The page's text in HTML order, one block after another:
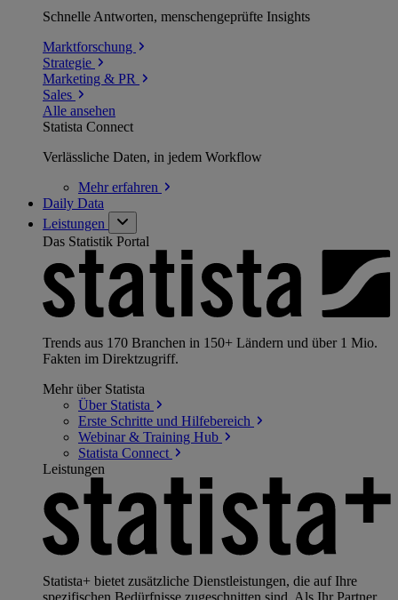
Schnelle Antworten, menschengeprüfte Insights
Marktforschung
Strategie
Marketing & PR
Sales
Alle ansehen
Statista Connect
Verlässliche Daten, in jedem Workflow
Mehrerfahren
Daily Data
Leistungen
Das Statistik Portal
Trends aus 170 Branchen in 150+ Ländern und über 1 Mio.
Fakten im Direktzugriff.
Mehr über Statista
Über Statista
Erste Schritte und Hilfebereich
Webinar & Training Hub
Statista Connect
Leistungen
Statista+ bietet zusätzliche Dienstleistungen, die auf Ihre
spezifischen Bedürfnisse zugeschnitten sind. Als Ihr Partner